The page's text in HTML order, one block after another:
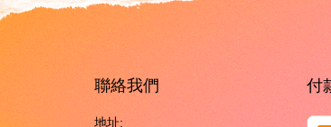
聯絡我們
地址:
付